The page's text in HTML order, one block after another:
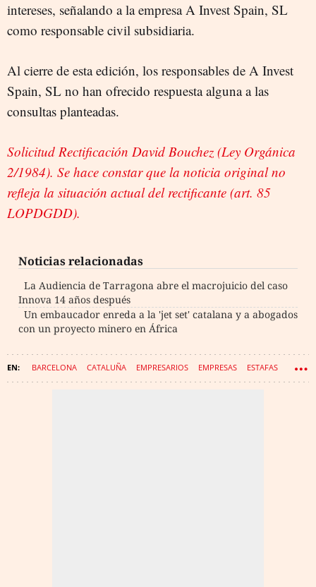
intereses, señalando a la empresa A Invest Spain, SL
como responsable civil subsidiaria.
Al cierre de esta edición, los responsables de A Invest
Spain, SL no han ofrecido respuesta alguna a las
consultas planteadas.
Solicitud Rectificación David Bouchez (Ley Orgánica
2/1984). Se hace constar que la noticia original no
refleja la situación actual del rectificante (art. 85
LOPDGDD).
Noticias relacionadas
La Audiencia de Tarragona abre el macrojuicio del caso
Innova 14 años después
Un embaucador enreda a la 'jet set' catalana y a abogados
con un proyecto minero en África
BARCELONA CATALUÑA EMPRESARIOS EMPRESAS ESTAFAS